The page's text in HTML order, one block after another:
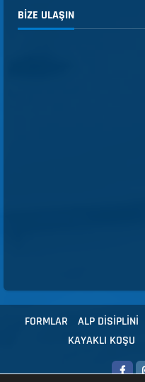
BIZE ULAŞIN
FORMLAR ALP DİSİPLİNİ
KAYAKLI KOŞU